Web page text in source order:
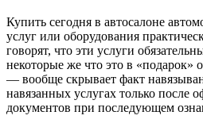
Купить сегодня в автосалоне
услуг или оборудования
говорят, что эти услуги
некоторые же что это в «подарок»
— вообще скрывает факт
навязанных услугах только после
документов при последующем